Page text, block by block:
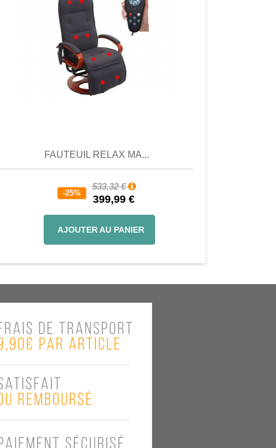
FAUTEUIL RELAX MA...
-25%
533,32 €
399,99 €
AJOUTER AU PANIER